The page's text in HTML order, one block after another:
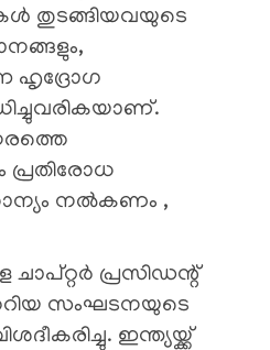
തുടങ്ങിയവയുടെ
ഹൃദ്രോഗ
പ്രതിരോധ
നല്‍കണം ,
പ്രസിഡന്റ്
സംഘടനയുടെ
ഇന്ത്യയ്ക്ക്